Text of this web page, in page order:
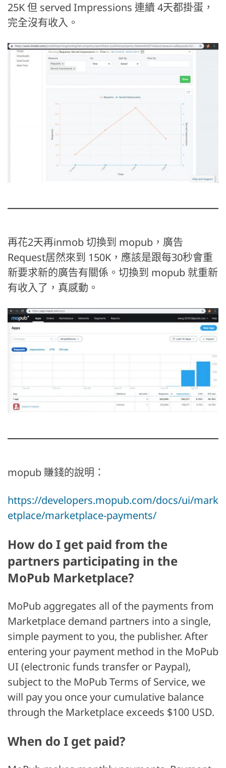
25K 但 served Impressions 連續 4天都掛蛋，
完全沒有收入。
再花2天再inmob 切換到 mopub，廣告
Request居然來到 150K，應該是跟每30秒會重
新要求新的廣告有關係。切換到 mopub 就重新
有收入了，真感動。
mopub 賺錢的說明：
https://developers.mopub.com/docs/ui/mark
etplace/marketplace-payments/
How do I get paid from the
partners participating in the
MoPub Marketplace?
MoPub aggregates all of the payments from
Marketplace demand partners into a single,
simple payment to you, the publisher. After
entering your payment method in the MoPub
UI (electronic funds transfer or Paypal),
subject to the MoPub Terms of Service, we
will pay you once your cumulative balance
through the Marketplace exceeds $100 USD.
When do I get paid?